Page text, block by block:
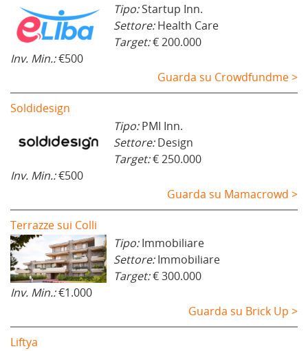
Tipo:Startup Inn.
Settore:Health Care
Target:€ 200.000
Inv. Min.:€500
Guarda su Crowdfundme >
Soldidesign
Tipo:PMI Inn.
Settore:Design
Target:€ 250.000
Inv. Min.:€500
Guarda su Mamacrowd >
Terrazze sui Colli
Tipo:Immobiliare
Settore:Immobiliare
Target:€ 300.000
Inv. Min.:€1.000
Guarda su Brick Up >
Liftya